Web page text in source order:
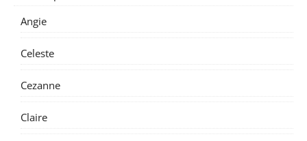
Angie
Celeste
Cezanne
Claire